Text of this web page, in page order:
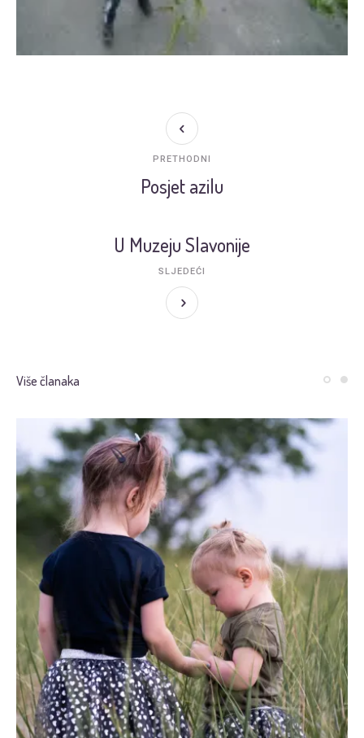
Posjet azilu
PRETHODNI
U Muzeju Slavonije
SLJEDEĆI
Više članaka